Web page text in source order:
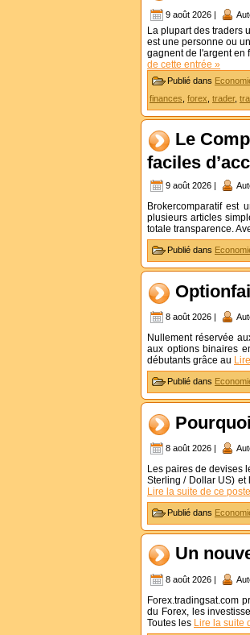
9 août 2026 |
La plupart des traders
est une personne ou
gagnent de l'argent en
de cette entrée »
Publié dans
finances forex trader,
Le
faciles
9 août 2026 |
Brokercomparatif est
plusieurs articles
totale transparence.
Publié dans
8 août 2026 |
Nullement réservée
aux options binaires
débutants grâce au
Publié dans
8 août 2026 |
Les paires de devises
Sterling / Dollar US) et
Lire la suite de ce poste
Publié dans
Un
8 août 2026 |
Forex.tradingsat.com
du Forex, les
Toutes les Lire la suite